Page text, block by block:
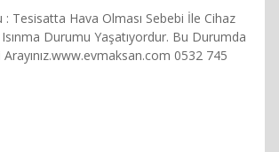
: Tesisatta Hava Olması Sebebi İle Cihaz
Isınma Durumu Yaşatıyordur. Bu Durumda
Arayınız.www.evmaksan.com 0532 745